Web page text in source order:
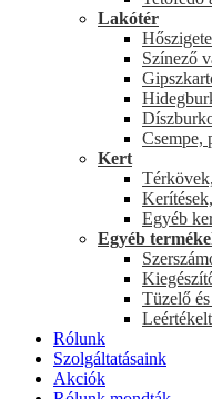
Lakótér
Színező
Csempe,
Kert
Egyéb
Egyéb
Tüzelő
Rólunk
Szolgáltatásaink
Akciók